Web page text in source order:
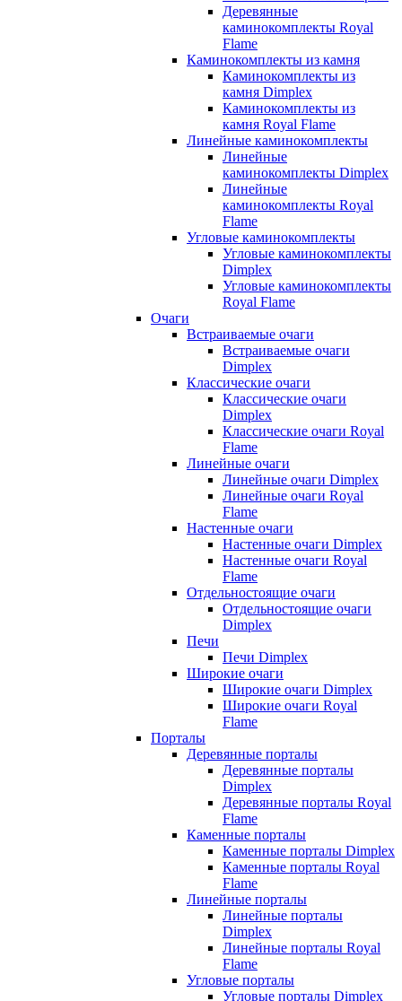
Деревянные
каминокомплекты Royal
Flame
Каминокомплекты из камня
Каминокомплекты из
камня Dimplex
Каминокомплекты из
камня Royal Flame
Линейные каминокомплекты
Линейные
каминокомплекты Dimplex
Линейные
каминокомплекты Royal
Flame
Угловые каминокомплекты
Угловые каминокомплекты
Dimplex
Угловые каминокомплекты
Royal Flame
Очаги
Встраиваемые очаги
Встраиваемые очаги
Dimplex
Классические очаги
Классические очаги
Dimplex
Классические очаги Royal
Flame
Линейные очаги
Линейные очаги Dimplex
Линейные очаги Royal
Flame
Настенные очаги
Настенные очаги Dimplex
Настенные очаги Royal
Flame
Отдельностоящие очаги
Отдельностоящие очаги
Dimplex
Печи
Печи Dimplex
Широкие очаги
Широкие очаги Dimplex
Широкие очаги Royal
Flame
Порталы
Деревянные порталы
Деревянные порталы
Dimplex
Деревянные порталы Royal
Flame
Каменные порталы
Каменные порталы Dimplex
Каменные порталы Royal
Flame
Линейные порталы
Линейные порталы
Dimplex
Линейные порталы Royal
Flame
Угловые порталы
Угловые порталы Dimplex